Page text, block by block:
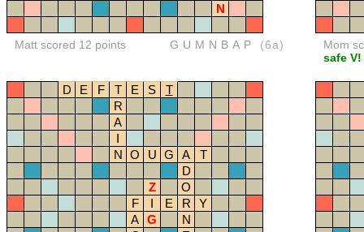
N
Matt scored 12 points GUMNBAP (6a)
Mom
safe V!
D E F T E S
T
R
A
I
N O U G A
T
D
Z
O
F
I E R
Y
A G
N